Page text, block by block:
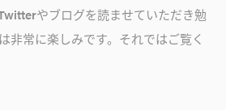
やブログを読ませていただき勉
非常に楽しみです。それではご覧く